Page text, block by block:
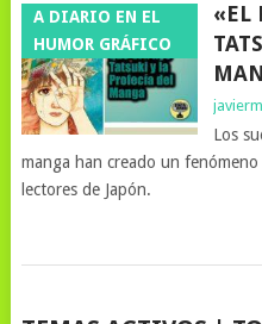
A DIARIO EN EL
HUMOR GRÁFICO
«EL
Los
manga han creado un
lectores de Japón.
NAVEGACIÓN